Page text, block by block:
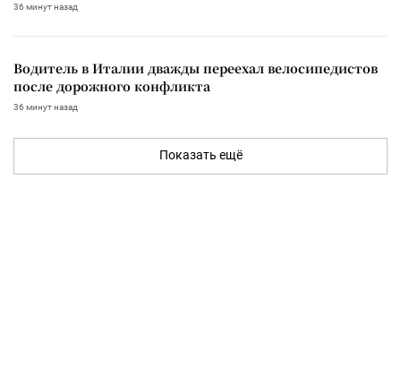
36 минут назад
Водитель в Италии дважды переехал велосипедистов
после дорожного конфликта
36 минут назад
Показать ещё